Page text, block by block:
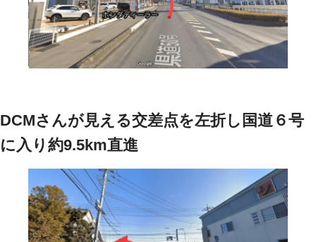
DCMさんが見える交差点を左折し国道６号
に入り約9.5km直進